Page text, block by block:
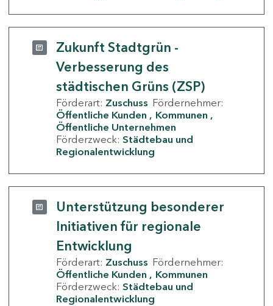
Zukunft Stadtgrün -
Verbesserung des
städtischen Grüns (ZSP)
Förderart: Zuschuss Fördernehmer:
Öffentliche Kunden
Kommunen
Öffentliche Unternehmen
Förderzweck: Städtebau und
Regionalentwicklung
Unterstützung besonderer
Initiativen für regionale
Entwicklung
Förderart: Zuschuss Fördernehmer:
Öffentliche Kunden
Kommunen
Förderzweck: Städtebau und
Regionalentwicklung